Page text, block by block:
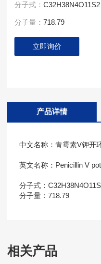
分子式： C32H38N4O11S2
分子量： 718.79
立即询价
产品详情
中文名称：青霉素V钾开
英文名称：Penicillin V
分子式：
分子量：718.79
相关产品